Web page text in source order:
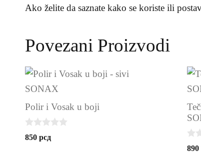
Ako želite da saznate kako se koriste ili
Povezani Proizvodi
Polir i Vosak u boji
0
o
850 рсд
0
o
890